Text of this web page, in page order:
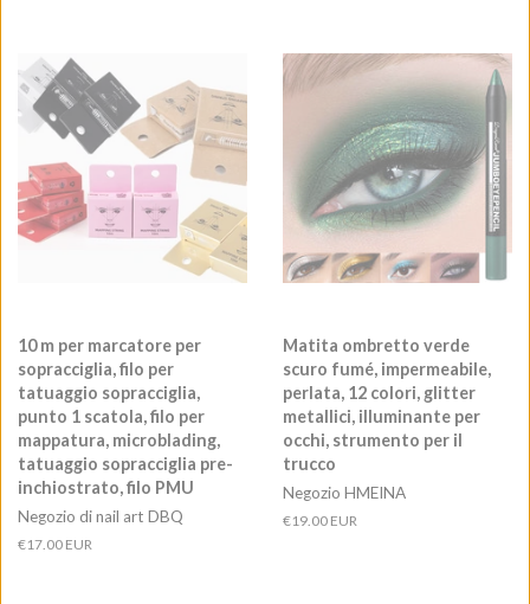
10 m per marcatore per
sopracciglia, filo per
tatuaggio sopracciglia,
punto 1 scatola, filo per
mappatura, microblading,
tatuaggio sopracciglia pre-
inchiostrato, filo PMU
Negozio di nail art DBQ
Prezzo
€17.00 EUR
Matita ombretto verde
scuro fumé, impermeabile,
perlata, 12 colori, glitter
metallici, illuminante per
occhi, strumento per il
trucco
Negozio HMEINA
Prezzo
€19.00 EUR